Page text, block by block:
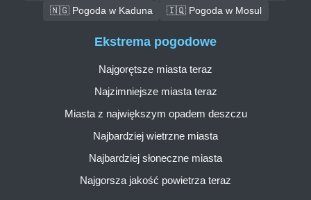
🇳🇬 Pogoda w Kaduna
🇮🇶 Pogoda w Mosul
Ekstrema pogodowe
Najgorętsze miasta teraz
Najzimniejsze miasta teraz
Miasta z największym opadem deszczu
Najbardziej wietrzne miasta
Najbardziej słoneczne miasta
Najgorsza jakość powietrza teraz